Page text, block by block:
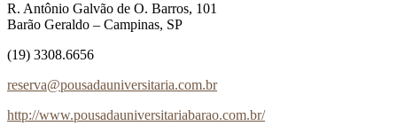
R. Antônio Galvão de O. Barros, 101
Barão Geraldo – Campinas, SP
(19) 3308.6656
reserva@pousadauniversitaria.com.br
http://www.pousadauniversitariabarao.com.br/